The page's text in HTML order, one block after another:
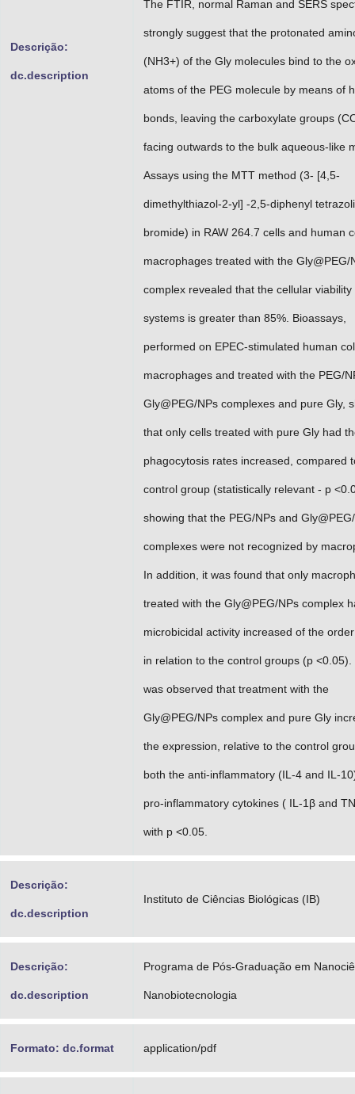
Descrição:
dc.description
The FTIR, normal Raman and SERS
strongly suggest that the protonated
(NH3+) of the Gly molecules bind to the
atoms of the PEG molecule by means of
bonds, leaving the carboxylate groups
facing outwards to the bulk aqueous-like
Assays using the MTT method (3- [4,5-
dimethylthiazol-2-yl] -2,5-diphenyl
bromide) in RAW 264.7 cells and human
macrophages treated with the Gly@PEG/
complex revealed that the cellular viability
systems is greater than 85%. Bioassays,
performed on EPEC-stimulated human
macrophages and treated with the PEG/
Gly@PEG/NPs complexes and pure Gly,
that only cells treated with pure Gly had
phagocytosis rates increased, compared
control group (statistically relevant - p
showing that the PEG/NPs and
complexes were not recognized by
In addition, it was found that only
treated with the Gly@PEG/NPs complex
microbicidal activity increased of the
in relation to the control groups (p <0.05).
was observed that treatment with the
Gly@PEG/NPs complex and pure Gly
the expression, relative to the control
both the anti-inflammatory (IL-4 and IL-
pro-inflammatory cytokines ( IL-1β and
with p <0.05.
Descrição:
dc.description
Instituto de Ciências Biológicas (IB)
Descrição:
dc.description
Programa de Pós-Graduação em
Nanobiotecnologia
Formato: dc.format application/pdf